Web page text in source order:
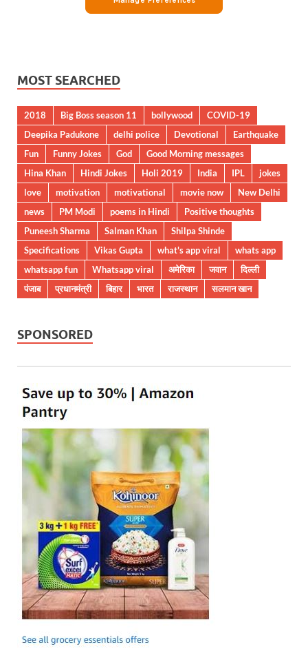
MOST SEARCHED
2018 Big Boss season 11 bollywood
COVID-19
Deepika Padukone
delhi police Devotional
Earthquake
Fun
Funny Jokes God
Good Morning messages
Hina Khan
Hindi Jokes Holi 2019 India IPL
jokes
love
motivation motivational movie now
New Delhi
news
PM Modi poems in Hindi
Positive thoughts
Puneesh Sharma
Salman Khan
Shilpa Shinde
Specifications
Vikas Gupta what's app viral
whats app
whatsapp fun
Whatsapp viral अमेरिका जवान
दिल्ली
पंजाब
प्रधानमंत्री बिहार भारत राजस्थान सलमान खान
SPONSORED